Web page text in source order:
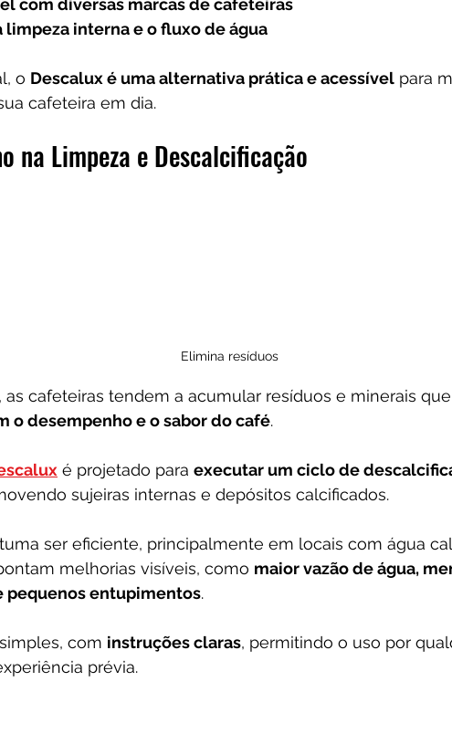
com diversas marcas de cafeteiras
limpeza interna e o fluxo de água
o Descalux é uma alternativa prática e acessível para
cafeteira em dia.
na Limpeza e Descalcificação
Elimina resíduos
as cafeteiras tendem a acumular resíduos e minerais que
o desempenho e o sabor do café.
é projetado para executar um ciclo de
sujeiras internas e depósitos calcificados.
ser eficiente, principalmente em locais com água
melhorias visíveis, como maior vazão de água,
pequenos entupimentos.
com instruções claras, permitindo o uso por
prévia.